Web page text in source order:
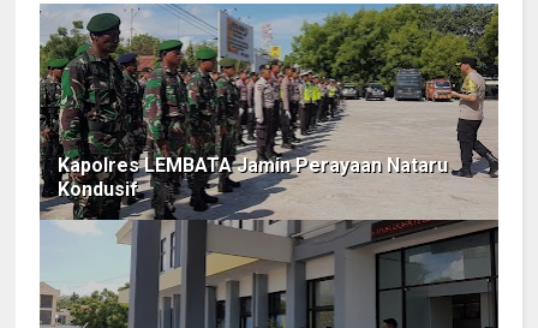
Kapolres LEMBATA Jamin Perayaan Nataru
Kondusif